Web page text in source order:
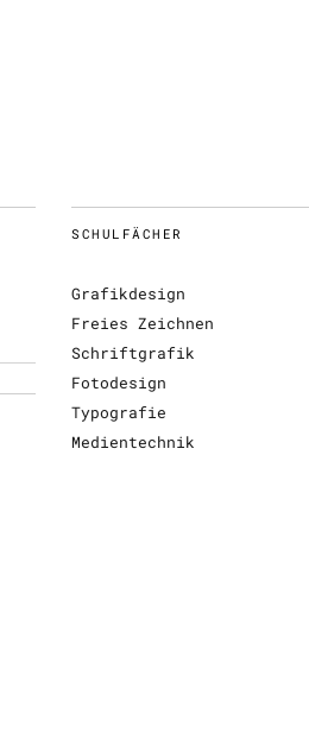
SCHULFÄCHER
Grafikdesign
Freies Zeichnen
Schriftgrafik
Fotodesign
Typografie
Medientechnik